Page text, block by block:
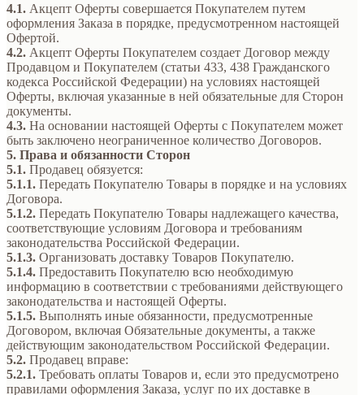
4.1. Акцепт Оферты совершается Покупателем путем
оформления Заказа в порядке, предусмотренном настоящей
Офертой.
4.2. Акцепт Оферты Покупателем создает Договор между
Продавцом и Покупателем (статьи 433, 438 Гражданского
кодекса Российской Федерации) на условиях настоящей
Оферты, включая указанные в ней обязательные для Сторон
документы.
4.3. На основании настоящей Оферты с Покупателем может
быть заключено неограниченное количество Договоров.
5. Права и обязанности Сторон
5.1. Продавец обязуется:
5.1.1. Передать Покупателю Товары в порядке и на условиях
Договора.
5.1.2. Передать Покупателю Товары надлежащего качества,
соответствующие условиям Договора и требованиям
законодательства Российской Федерации.
5.1.3. Организовать доставку Товаров Покупателю.
5.1.4. Предоставить Покупателю всю необходимую
информацию в соответствии с требованиями действующего
законодательства и настоящей Оферты.
5.1.5. Выполнять иные обязанности, предусмотренные
Договором, включая Обязательные документы, а также
действующим законодательством Российской Федерации.
5.2. Продавец вправе:
5.2.1. Требовать оплаты Товаров и, если это предусмотрено
правилами оформления Заказа, услуг по их доставке в